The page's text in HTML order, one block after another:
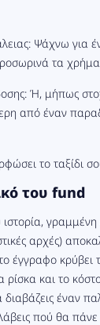
Ψάχνω για
τα
Ή, μήπως
από έναν
το ταξίδι
του fund
αρχές)
έγγραφο κρύβει
ρίσκα και το
έναν
πού θα